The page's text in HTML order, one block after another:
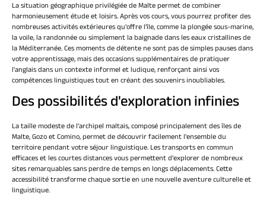
La situation géographique privilégiée de Malte permet de combiner
harmonieusement étude et loisirs. Après vos cours, vous pourrez profiter des
nombreuses activités extérieures qu'offre l'île, comme la plongée sous-marine,
la voile, la randonnée ou simplement la baignade dans les eaux cristallines de
la Méditerranée. Ces moments de détente ne sont pas de simples pauses dans
votre apprentissage, mais des occasions supplémentaires de pratiquer
l'anglais dans un contexte informel et ludique, renforçant ainsi vos
compétences linguistiques tout en créant des souvenirs inoubliables.
Des possibilités d'exploration infinies
La taille modeste de l'archipel maltais, composé principalement des îles de
Malte, Gozo et Comino, permet de découvrir facilement l'ensemble du
territoire pendant votre séjour linguistique. Les transports en commun
efficaces et les courtes distances vous permettent d'explorer de nombreux
sites remarquables sans perdre de temps en longs déplacements. Cette
accessibilité transforme chaque sortie en une nouvelle aventure culturelle et
linguistique.